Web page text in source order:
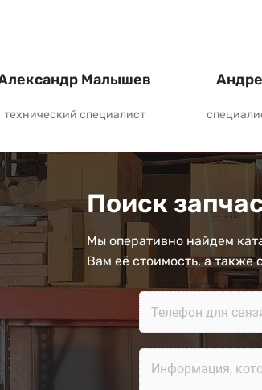
Малышев
технический специалист
Поиск
Мы оперативно найдем
Вам её стоимость, а также